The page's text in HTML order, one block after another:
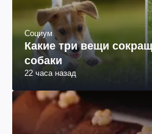
Социум
Какие три вещи
собаки
22 часа назад